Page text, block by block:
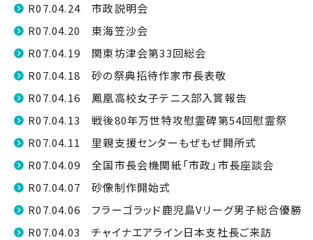
R07.04.24 市政説明会
R07.04.20 東海笠沙会
R07.04.19 関東坊津会第33回総会
R07.04.18 砂の祭典招待作家市長表敬
R07.04.16 鳳凰高校女子テニス部入賞報告
R07.04.13 戦後80年万世特攻慰霊碑第54回慰霊祭
R07.04.11 里親支援センターもぜもぜ開所式
R07.04.09 全国市長会機関紙「市政」市長座談会
R07.04.07 砂像制作開始式
R07.04.06 フラーゴラッド鹿児島Vリーグ男子総合優勝
R07.04.03 チャイナエアライン日本支社長ご来訪